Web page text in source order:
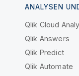
ANALYSEN
Qlik Cloud
Qlik Answers
Qlik Predict
Qlik Automate